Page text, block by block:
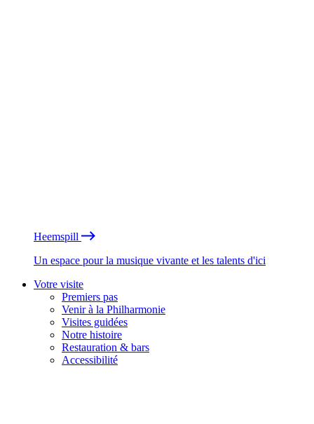
Heemspill
Un espace pour la musique vivante et les talents d'ici
Votre visite
Premiers pas
Venir à la Philharmonie
Visites guidées
Notre histoire
Restauration & bars
Accessibilité